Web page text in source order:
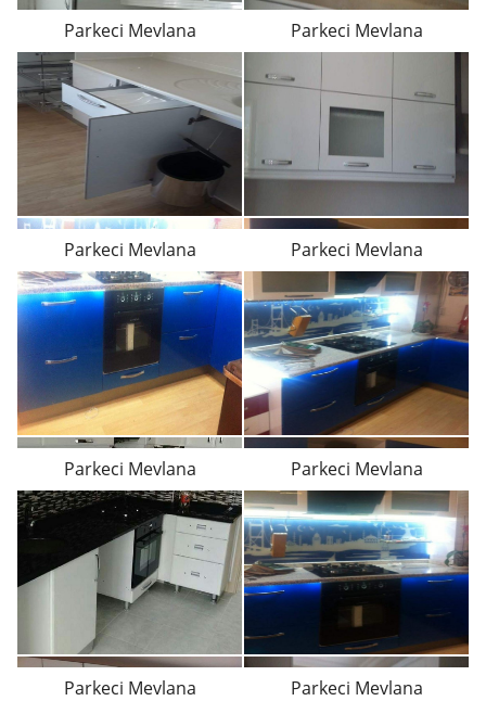
Parkeci Mevlana Parkeci Mevlana
Parkeci Mevlana Parkeci Mevlana
Parkeci Mevlana Parkeci Mevlana
Parkeci Mevlana Parkeci Mevlana